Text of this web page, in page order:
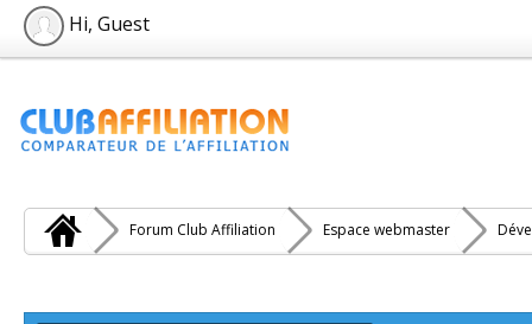
Hi, Guest
Forum Club Affiliation Espace webmaster